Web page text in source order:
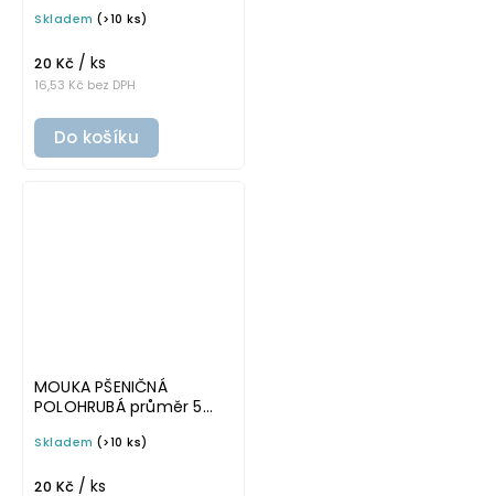
tučném písmu,
na potravinové dózy
Skladem (>10 ks)
16,53 Kč bez DPH
20 Kč / ks
Do košíku
MOUKA PŠENIČNÁ
POLOHRUBÁ průměr 5
základním písmu,
na potravinové dózy
Skladem (>10 ks)
20 Kč / ks